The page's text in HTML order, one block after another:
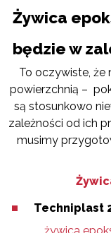
Żywica
będzie w
To oczywiste, że
powierzchnią –
są stosunkowo
zależności od ich
musimy
Techniplast
żywica